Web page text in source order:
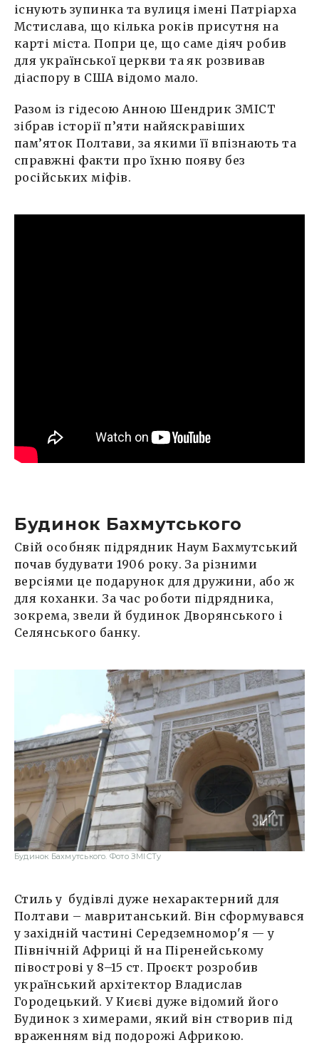
існують зупинка та вулиця імені Патріарха
Мстислава, що кілька років присутня на
карті міста. Попри це, що саме діяч робив
для української церкви та як розвивав
діаспору в США відомо мало.
Разом із гідесою Анною Шендрик ЗМІСТ
зібрав історії п’яти найяскравіших
пам’яток Полтави, за якими її впізнають та
справжні факти про їхню появу без
російських міфів.
Будинок Бахмутського
Свій особняк підрядник Наум Бахмутський
почав будувати 1906 року. За різними
версіями це подарунок для дружини, або ж
для коханки. За час роботи підрядника,
зокрема, звели й будинок Дворянського і
Селянського банку.
Будинок Бахмутського. Фото ЗМІСТу
Стиль у будівлі дуже нехарактерний для
Полтави – мавританський. Він сформувався
у західній частині Середземномор'я — у
Північній Африці й на Піренейському
півострові у 8–15 ст. Проєкт розробив
український архітектор Владислав
Городецький. У Києві дуже відомий його
Будинок з химерами, який він створив під
враженням від подорожі Африкою.